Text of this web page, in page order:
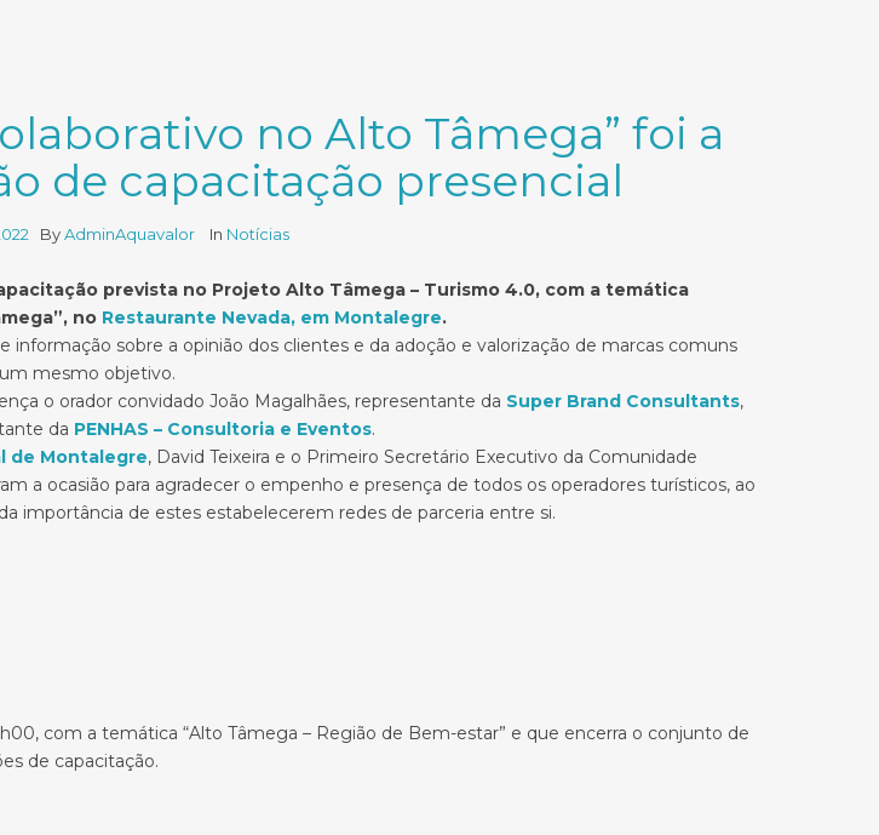
no Alto Tâmega” foi a
de capacitação presencial
ByAdminAquavalor In Notícias
prevista no Projeto Alto Tâmega – Turismo 4.0, com a temática
no Restaurante Nevada, em Montalegre.
sobre a opinião dos clientes e da adoção e valorização de marcas comuns
mesmo objetivo.
o orador convidado João Magalhães, representante da Super Brand Consultants,
da PENHAS – Consultoria e Eventos.
de Montalegre, David Teixeira e o Primeiro Secretário Executivo da Comunidade
a ocasião para agradecer o empenho e presença de todos os operadores turísticos, ao
importância de estes estabelecerem redes de parceria entre si.
com a temática “Alto Tâmega – Região de Bem-estar” e que encerra o conjunto de
de capacitação.